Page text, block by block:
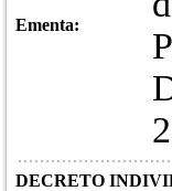
Ementa:
DECRETO